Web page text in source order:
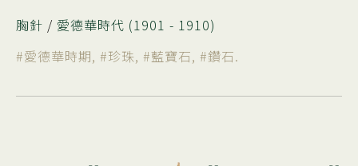
胸針 / 愛德華時代 (1901 - 1910)
#愛德華時期, #珍珠, #藍寶石, #鑽石.